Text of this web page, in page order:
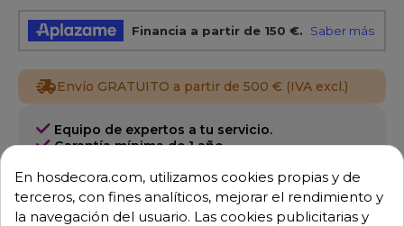
Envío GRATUITO a partir de 500 € (IVA excl.)
Equipo de expertos a tu servicio.
Garantía mínima de 1 año.
Consulta tus dudas con nosotros.
976 25 59 91
En hosdecora.com, utilizamos cookies propias y de
terceros, con fines analíticos, mejorar el rendimiento y
la navegación del usuario. Las cookies publicitarias y